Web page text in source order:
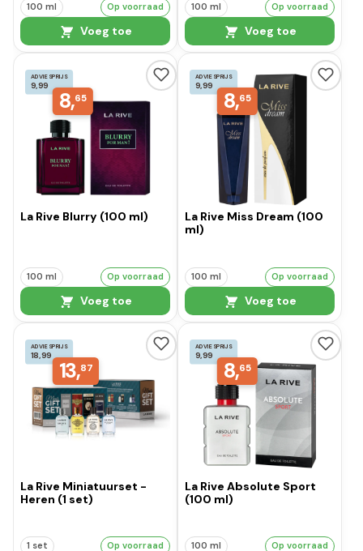
100 ml Op voorraad
Voeg toe
100 ml Op voorraad
Voeg toe
ADVIESPRIJS
9,99
8,65
La Rive Blurry (100 ml)
100 ml Op voorraad
Voeg toe
ADVIESPRIJS
9,99
8,65
La Rive Miss Dream (100
ml)
100 ml Op voorraad
Voeg toe
ADVIESPRIJS
18,99
13,87
La Rive Miniatuurset -
Heren (1 set)
1 set Op voorraad
ADVIESPRIJS
9,99
8,65
La Rive Absolute Sport
(100 ml)
100 ml Op voorraad